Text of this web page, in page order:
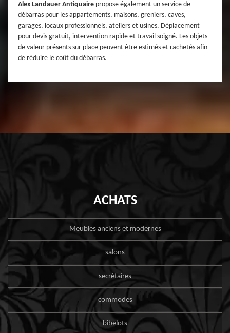
Alex Landauer Antiquaire propose également un service de
débarras pour les appartements, maisons, greniers, caves,
garages, locaux professionnels, ateliers et usines. Déplacement
pour devis gratuit, intervention rapide et travail soigné. Les objets
de valeur présents sur place peuvent être estimés et rachetés afin
de réduire le coût du débarras.
ACHATS
Meubles anciens et modernes
salons
secrétaires
commodes
bibelots